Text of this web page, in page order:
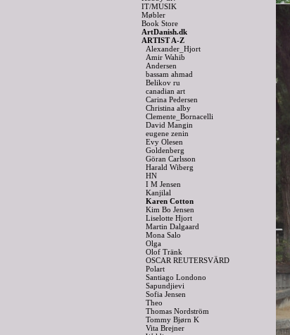
IT/MUSIK
Møbler
Book Store
ArtDanish.dk
ARTIST A-Z
Alexander_Hjort
Amir Wahib
Andersen
bassam ahmad
Belikov ru
canadian art
Carina Pedersen
Christina alby
Clemente_Bornacelli
David Mangin
eugene zenin
Evy Olesen
Goldenberg
Göran Carlsson
Harald Wiberg
HN
I M Jensen
Kanjilal
Karen Cotton
Kim Bo Jensen
Liselotte Hjort
Martin Dalgaard
Mona Salo
Olga
Olof Tränk
OSCAR REUTERSVÄRD
Polart
Santiago Londono
Sapundjievi
Sofia Jensen
Theo
Thomas Nordström
Tommy Bjørn K
Vita Brejner